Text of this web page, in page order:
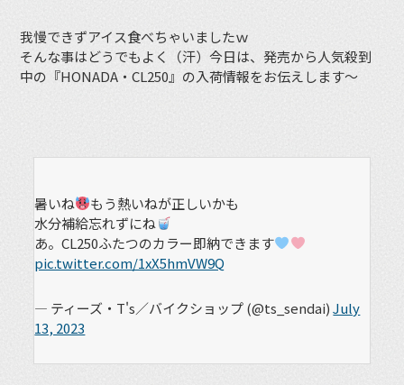
我慢できずアイス食べちゃいましたｗ
そんな事はどうでもよく（汗）今日は、発売から人気殺到
中の『HONADA・CL250』の入荷情報をお伝えします〜
暑いね
もう熱いねが正しいかも
水分補給忘れずにね
あ。CL250ふたつのカラー即納できます
pic.twitter.com/1xX5hmVW9Q
— ティーズ・T's／バイクショップ (@ts_sendai)July
13, 2023